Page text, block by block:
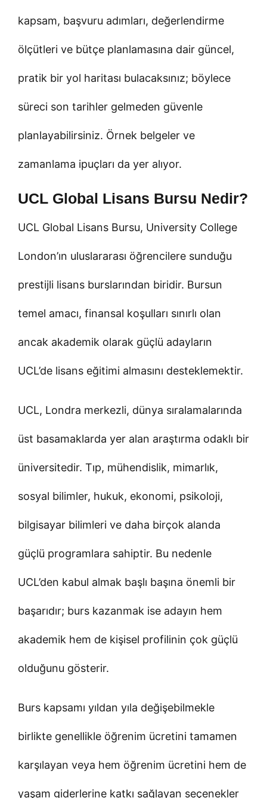
kapsam, başvuru adımları, değerlendirme
ölçütleri ve bütçe planlamasına dair güncel,
pratik bir yol haritası bulacaksınız; böylece
süreci son tarihler gelmeden güvenle
planlayabilirsiniz. Örnek belgeler ve
zamanlama ipuçları da yer alıyor.
UCL Global Lisans Bursu Nedir?
UCL Global Lisans Bursu, University College
London’ın uluslararası öğrencilere sunduğu
prestijli lisans burslarından biridir. Bursun
temel amacı, finansal koşulları sınırlı olan
ancak akademik olarak güçlü adayların
UCL’de lisans eğitimi almasını desteklemektir.
UCL, Londra merkezli, dünya sıralamalarında
üst basamaklarda yer alan araştırma odaklı bir
üniversitedir. Tıp, mühendislik, mimarlık,
sosyal bilimler, hukuk, ekonomi, psikoloji,
bilgisayar bilimleri ve daha birçok alanda
güçlü programlara sahiptir. Bu nedenle
UCL’den kabul almak başlı başına önemli bir
başarıdır; burs kazanmak ise adayın hem
akademik hem de kişisel profilinin çok güçlü
olduğunu gösterir.
Burs kapsamı yıldan yıla değişebilmekle
birlikte genellikle öğrenim ücretini tamamen
karşılayan veya hem öğrenim ücretini hem de
yaşam giderlerine katkı sağlayan seçenekler